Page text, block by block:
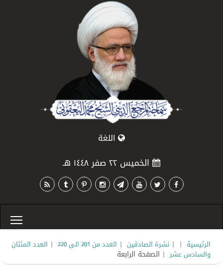
اللغة
الخميس ٢٢ صفر ١٤٤٨ هـ
الرئيسية |
| نشرة الصادقين | العدد من 201 الى 220 | العدد المئتان
والسادس عشر | الصفحة الرابعة